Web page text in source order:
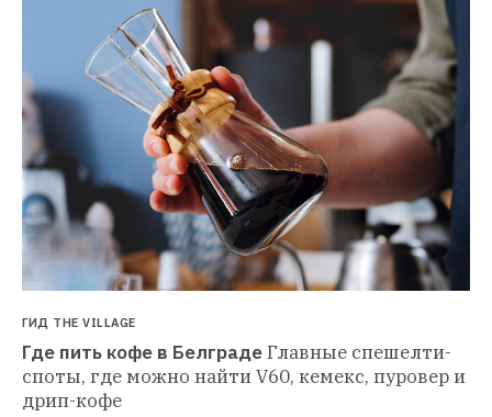
ГИД THE VILLAGE
Где пить кофе в БелградеГлавные спешелти-
споты, где можно найти V60, кемекс, пуровер и
дрип-кофе